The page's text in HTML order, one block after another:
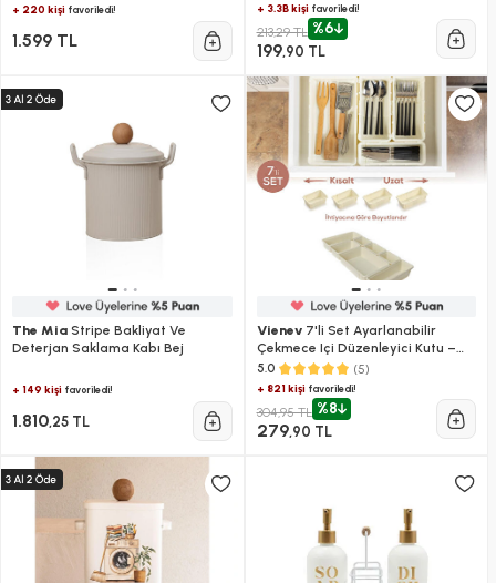
+ 220 kişi favoriledi!
1.599 TL
+ 3.3B kişifavoriledi!
213,29 TL %6
199,90 TL
The Mia Stripe Bakliyat Ve
Deterjan Saklama Kabı Bej
+ 149 kişi favoriledi!
1.810,25 TL
Vienev7'li Set Ayarlanabilir
Çekmece Içi Düzenleyici Kutu –
Uzayıp Kısalabilen Organizer Seti
(3a2b1c1d)
5.0 (5)
+ 821 kişifavoriledi!
304,95 TL %8
279,90 TL